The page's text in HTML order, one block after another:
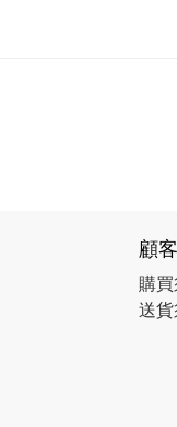
顧
購
送